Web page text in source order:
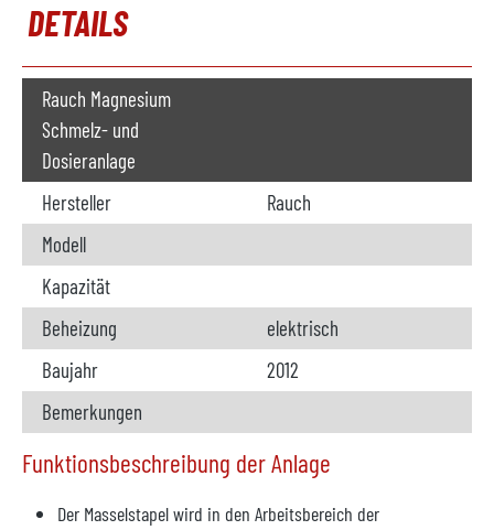
DETAILS
Rauch Magnesium
Schmelz- und
Dosieranlage
Hersteller
Rauch
Modell
Kapazität
Beheizung
elektrisch
Baujahr
2012
Bemerkungen
Funktionsbeschreibung der Anlage
Der Masselstapel wird in den Arbeitsbereich der